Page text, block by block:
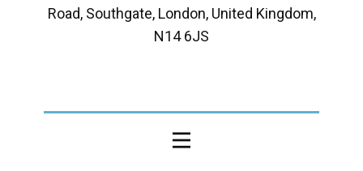
Road, Southgate, London, United Kingdom,
N14 6JS